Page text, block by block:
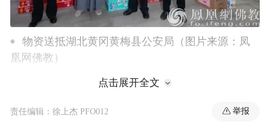
物资送抵湖北黄冈黄梅县公安局（图片来源：凤
凰网佛教）
点击展开全文
责任编辑：徐上杰 PFO012 举报